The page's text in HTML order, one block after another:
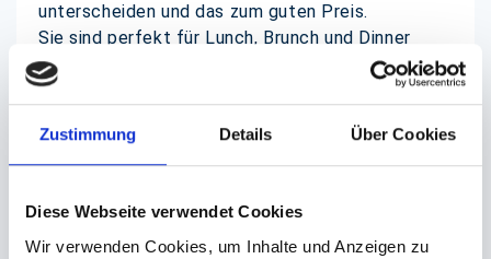
Zustimmung Details Über Cookies
Diese Webseite verwendet Cookies
Wir verwenden Cookies, um Inhalte und Anzeigen zu
unterscheiden und das zum guten Preis.
Sie sind perfekt für Lunch, Brunch und Dinner
einsetzbar.
Diese hochwertigen Servietten eignen sich
perfekt für die Gestaltung von
wunderschöne Kunstwerke kreieren und Ihr